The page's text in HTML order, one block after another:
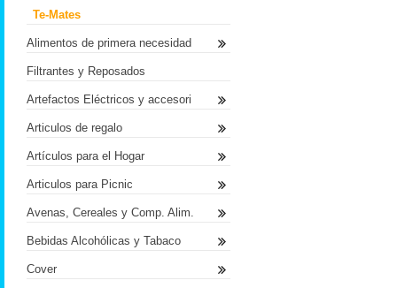
Te-Mates
Alimentos de primera necesidad
Filtrantes y Reposados
Artefactos Eléctricos y accesori
Articulos de regalo
Artículos para el Hogar
Articulos para Picnic
Avenas, Cereales y Comp. Alim.
Bebidas Alcohólicas y Tabaco
Cover